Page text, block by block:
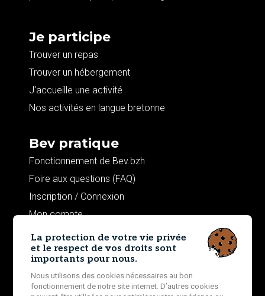
Je participe
Trouver un repas
Trouver un hébergement
J'accueille une activité
Nos activités en langue bretonne
Bev pratique
Fonctionnement de Bev.bzh
Foire aux questions (FAQ)
Inscription / Connexion
Mon compte
Contributions
Remerciements
Ils parlent de nous
La protection de votre vie privée
et le respect de vos droits sont
importants pour nous.
Nous utilisons des cookies nécessaires au bon
fonctionnement de notre site internet. D’autres cookies